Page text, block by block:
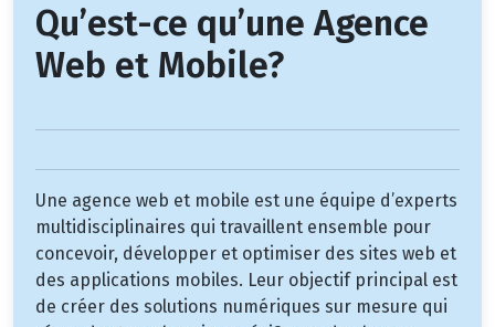
Qu’est-ce qu’une Agence
Web et Mobile?
Une agence web et mobile est une équipe d’experts
multidisciplinaires qui travaillent ensemble pour
concevoir, développer et optimiser des sites web et
des applications mobiles. Leur objectif principal est
de créer des solutions numériques sur mesure qui